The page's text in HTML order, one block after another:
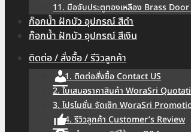
11. มือจับประตูทองเหลือง Brass
ก๊อกน้ำ ฝักบัว อุปกรณ์ สีดำ
ก๊อกน้ำ ฝักบัว อุปกรณ์ สีเงิน
ติดต่อ / สั่งซื้อ / รีวิวลูกค้า
1. ติดต่อสั่งซื้อ Contact US
2. ใบเสนอราคาสินค้า WoraSri
3. โปรโมชั่น จัดเซ็ท WoraSri
4. รีวิวลูกค้า Customer’s Review